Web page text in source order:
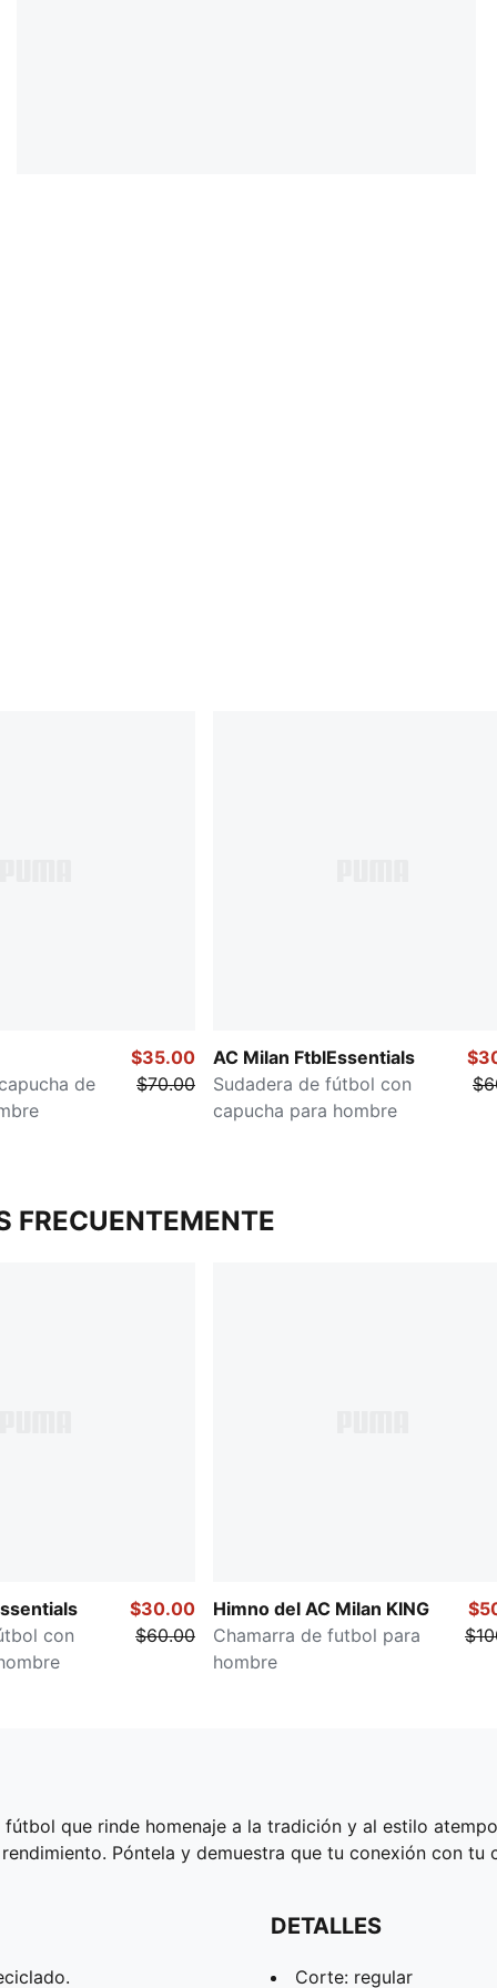
de
$35.00
$70.00
AC Milan FtblEssentials
Sudadera de fútbol con
capucha para hombre
FRECUENTEMENTE
con
$30.00
$60.00
Himno del AC Milan KING
Chamarra de futbol para
hombre
que rinde homenaje a la tradición y al estilo
Póntela y demuestra que tu conexión con tu
DETALLES
Corte: regular